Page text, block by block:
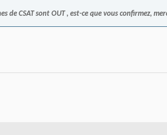
de CSAT sont OUT , est-ce que vous confirmez,